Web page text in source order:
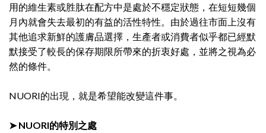
用的維生素或胜肽在配方中是處於不穩定狀態，在短短幾個
月內就會失去最初的有益的活性特性。由於過往市面上沒有
其他追求新鮮的護膚品選擇，生產者或消費者似乎都已經默
默接受了較長的保存期限所帶來的折衷好處，並將之視為必
然的條件。
NUORI的出現，就是希望能改變這件事。
➤ NUORI的特別之處